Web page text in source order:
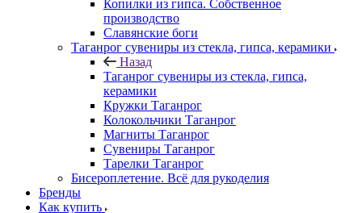
Копилки из гипса. Собственное
производство
Славянские боги
Таганрог сувениры из стекла, гипса, керамики
Назад
Таганрог сувениры из стекла, гипса,
керамики
Кружки Таганрог
Колокольчики Таганрог
Магниты Таганрог
Сувениры Таганрог
Тарелки Таганрог
Бисероплетение. Всё для рукоделия
Бренды
Как купить